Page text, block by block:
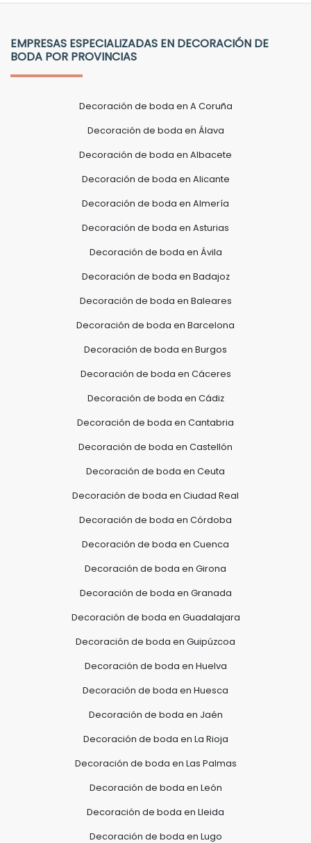
EMPRESAS ESPECIALIZADAS EN DECORACIÓN DE
BODA POR PROVINCIAS
Decoración de boda en A Coruña
Decoración de boda en Álava
Decoración de boda en Albacete
Decoración de boda en Alicante
Decoración de boda en Almería
Decoración de boda en Asturias
Decoración de boda en Ávila
Decoración de boda en Badajoz
Decoración de boda en Baleares
Decoración de boda en Barcelona
Decoración de boda en Burgos
Decoración de boda en Cáceres
Decoración de boda en Cádiz
Decoración de boda en Cantabria
Decoración de boda en Castellón
Decoración de boda en Ceuta
Decoración de boda en Ciudad Real
Decoración de boda en Córdoba
Decoración de boda en Cuenca
Decoración de boda en Girona
Decoración de boda en Granada
Decoración de boda en Guadalajara
Decoración de boda en Guipúzcoa
Decoración de boda en Huelva
Decoración de boda en Huesca
Decoración de boda en Jaén
Decoración de boda en La Rioja
Decoración de boda en Las Palmas
Decoración de boda en León
Decoración de boda en Lleida
Decoración de boda en Lugo